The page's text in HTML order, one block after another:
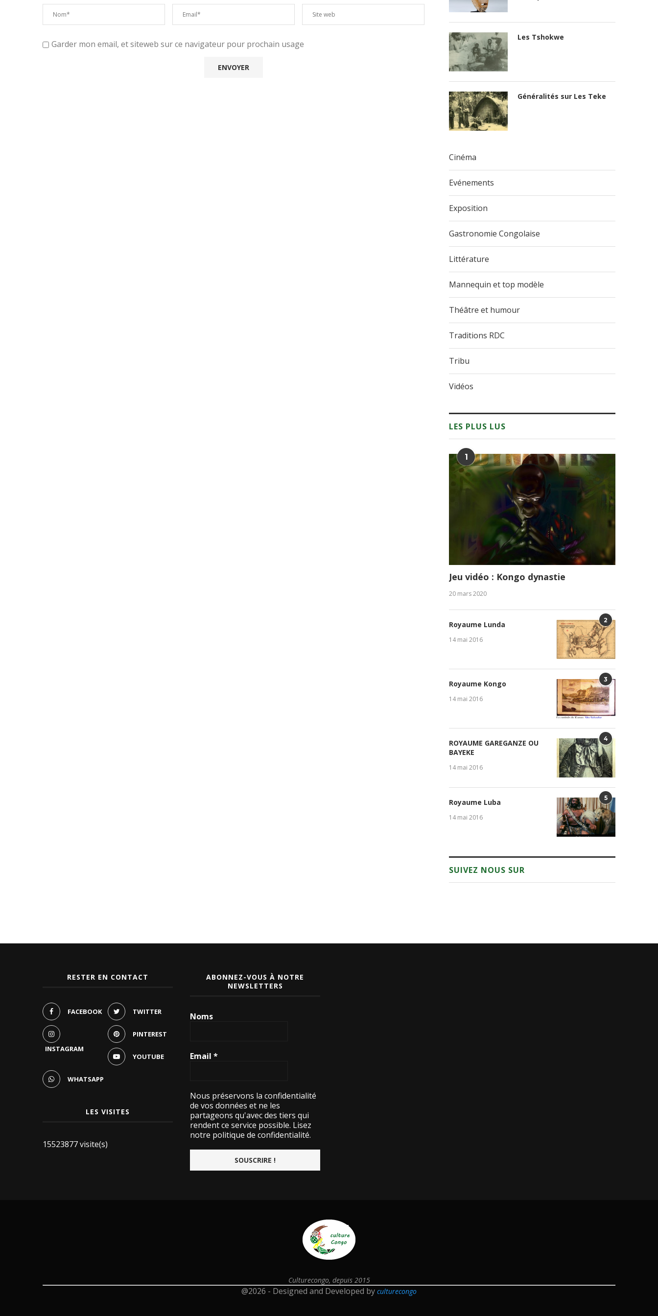
Garder mon email, et siteweb sur ce navigateur pour prochain usage
Les Tshokwe
Généralités sur Les Teke
Cinéma
Evénements
Exposition
Gastronomie Congolaise
Littérature
Mannequin et top modèle
Théâtre et humour
Traditions RDC
Tribu
Vidéos
LES PLUS LUS
1
Jeu vidéo : Kongo dynastie
20 mars 2020
2
Royaume Lunda
14 mai 2016
3
Royaume Kongo
14 mai 2016
4
ROYAUME GAREGANZE OU
BAYEKE
14 mai 2016
5
Royaume Luba
14 mai 2016
SUIVEZ NOUS SUR
RESTER EN CONTACT
FACEBOOK TWITTER
INSTAGRAM
PINTEREST
YOUTUBE
WHATSAPP
LES VISITES
15523877 visite(s)
ABONNEZ-VOUS À NOTRE
NEWSLETTERS
Noms
Email*
Nous préservons la confidentialité
de vos données et ne les
partageons qu'avec des tiers qui
rendent ce service possible. Lisez
notre politique de confidentialité.
Culturecongo, depuis 2015
@2026 - Designed and Developed by culturecongo